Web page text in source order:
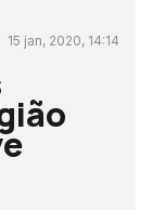
15 jan, 2020, 14:14